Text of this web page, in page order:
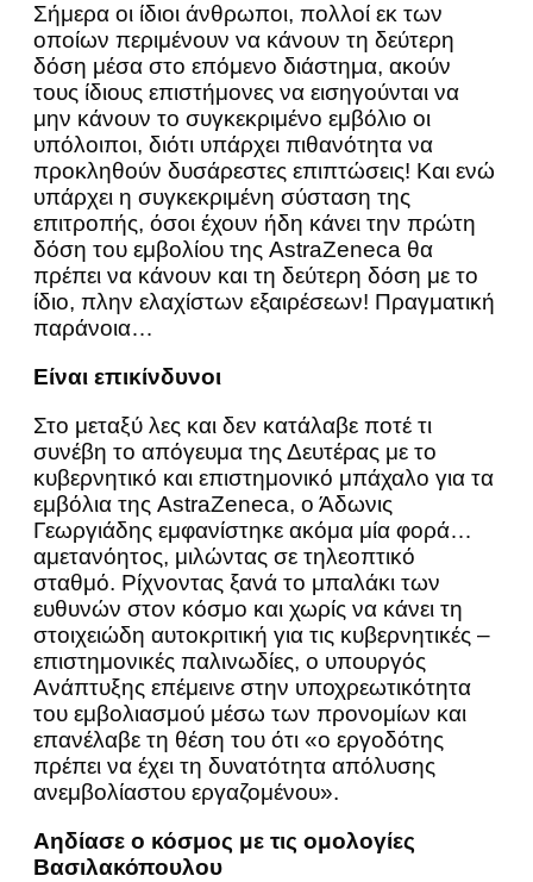
Σήμερα οι ίδιοι άνθρωποι, πολλοί εκ των
οποίων περιμένουν να κάνουν τη δεύτερη
δόση μέσα στο επόμενο διάστημα, ακούν
τους ίδιους επιστήμονες να εισηγούνται να
μην κάνουν το συγκεκριμένο εμβόλιο οι
υπόλοιποι, διότι υπάρχει πιθανότητα να
προκληθούν δυσάρεστες επιπτώσεις! Και ενώ
υπάρχει η συγκεκριμένη σύσταση της
επιτροπής, όσοι έχουν ήδη κάνει την πρώτη
δόση του εμβολίου της AstraZeneca θα
πρέπει να κάνουν και τη δεύτερη δόση με το
ίδιο, πλην ελαχίστων εξαιρέσεων! Πραγματική
παράνοια…
Είναι επικίνδυνοι
Στο μεταξύ λες και δεν κατάλαβε ποτέ τι
συνέβη το απόγευμα της Δευτέρας με το
κυβερνητικό και επιστημονικό μπάχαλο για τα
εμβόλια της AstraZeneca, ο Άδωνις
Γεωργιάδης εμφανίστηκε ακόμα μία φορά…
αμετανόητος, μιλώντας σε τηλεοπτικό
σταθμό. Ρίχνοντας ξανά το μπαλάκι των
ευθυνών στον κόσμο και χωρίς να κάνει τη
στοιχειώδη αυτοκριτική για τις κυβερνητικές –
επιστημονικές παλινωδίες, ο υπουργός
Ανάπτυξης επέμεινε στην υποχρεωτικότητα
του εμβολιασμού μέσω των προνομίων και
επανέλαβε τη θέση του ότι «ο εργοδότης
πρέπει να έχει τη δυνατότητα απόλυσης
ανεμβολίαστου εργαζομένου».
Αηδίασε ο κόσμος με τις ομολογίες
Βασιλακόπουλου